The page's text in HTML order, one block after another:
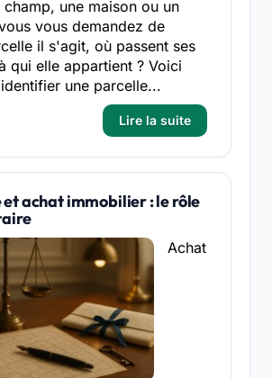
une maison ou un
vous demandez de
il s'agit, où passent ses
qui elle appartient ? Voici
une parcelle...
Lire la suite
achat immobilier : le rôle
Achat